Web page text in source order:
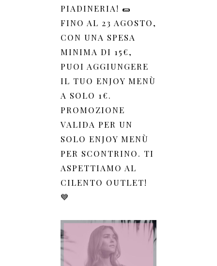
PIADINERIA! 🌯
FINO AL 23 AGOSTO,
CON UNA SPESA
MINIMA DI 15€,
PUOI AGGIUNGERE
IL TUO ENJOY MENÙ
A SOLO 1€.
PROMOZIONE
VALIDA PER UN
SOLO ENJOY MENÙ
PER SCONTRINO. TI
ASPETTIAMO AL
CILENTO OUTLET!
💙